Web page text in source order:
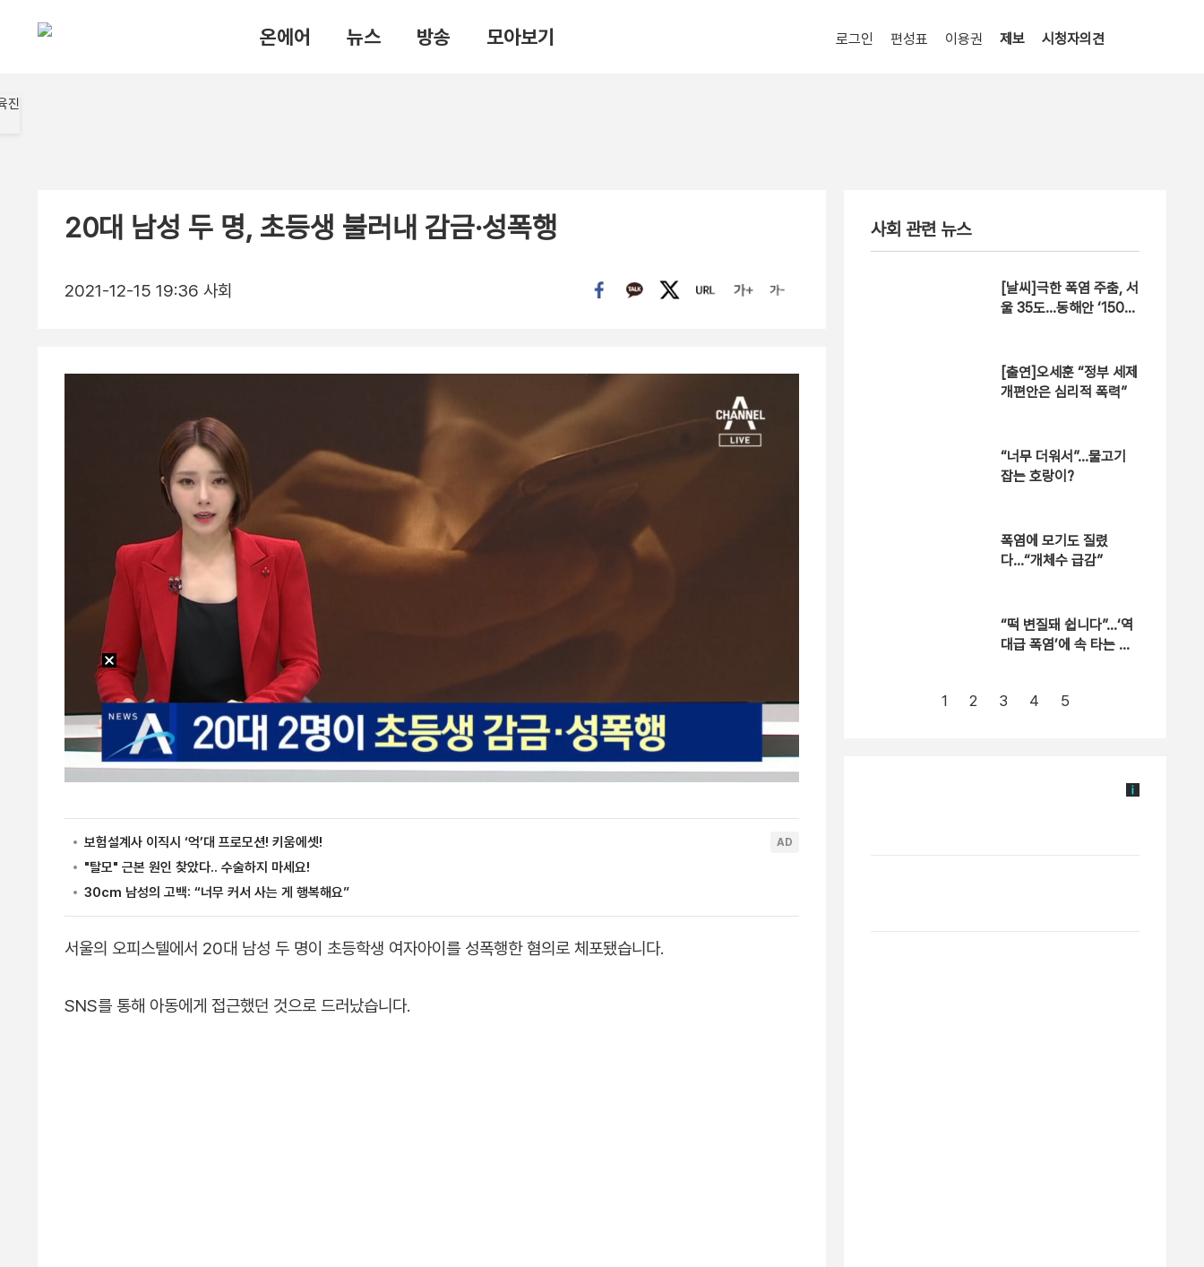
온에어 뉴스 방송 모아보기 로그인 편성표 이용권 제보 시청자의견
20대 남성 두 명, 초등생 불러내 감금·성폭행
2021-12-15 19:36 사회
서울의 오피스텔에서 20대 남성 두 명이 초등학생 여자아이를 성폭행한 혐의로 체포됐습니다.
SNS를 통해 아동에게 접근했던 것으로 드러났습니다.
사회 관련 뉴스
[날씨]극한 폭염 주춤, 서
울 35도…동해안 ‘150m
[출연]오세훈 “정부 세제
개편안은 심리적 폭력”
“너무 더워서”…물고기
잡는 호랑이?
폭염에 모기도 질렸
다…“개체수 급감”
“떡 변질돼 쉽니다”…‘역
대급 폭염’에 속 타는 골
1 2 3 4 5